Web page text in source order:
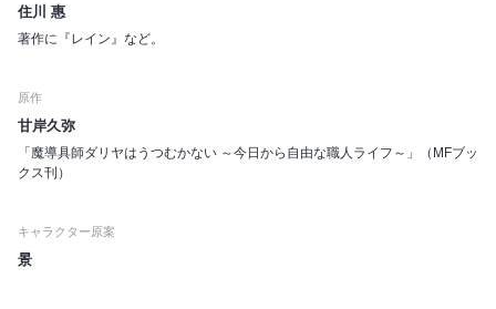
住川 惠
著作に『レイン』など。
原作
甘岸久弥
「魔導具師ダリヤはうつむかない ～今日から自由な職人ライフ～」（MFブッ
クス刊）
キャラクター原案
景